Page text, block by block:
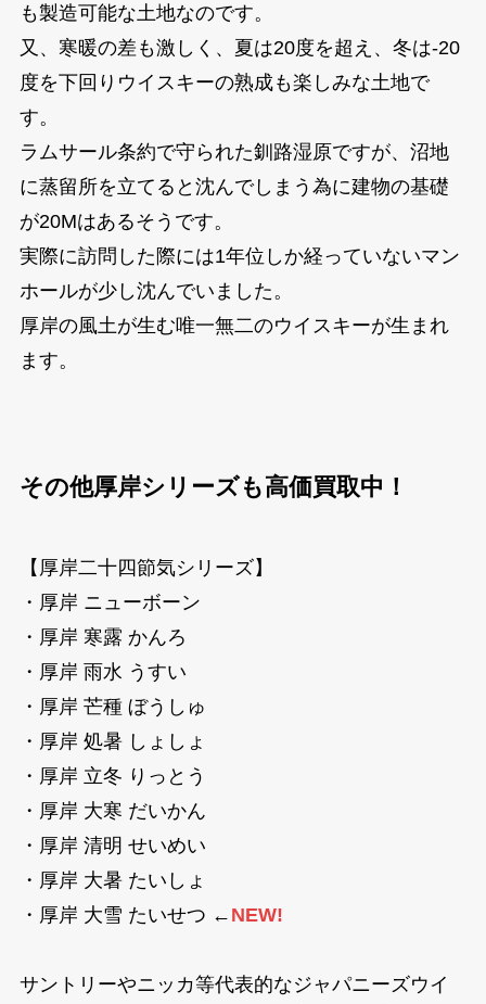
も製造可能な土地なのです。
又、寒暖の差も激しく、夏は20度を超え、冬は-20
度を下回りウイスキーの熟成も楽しみな土地で
す。
ラムサール条約で守られた釧路湿原ですが、沼地
に蒸留所を立てると沈んでしまう為に建物の基礎
が20Mはあるそうです。
実際に訪問した際には1年位しか経っていないマン
ホールが少し沈んでいました。
厚岸の風土が生む唯一無二のウイスキーが生まれ
ます。
その他厚岸シリーズも高価買取中！
【厚岸二十四節気シリーズ】
・厚岸 ニューボーン
・厚岸 寒露 かんろ
・厚岸 雨水 うすい
・厚岸 芒種 ぼうしゅ
・厚岸 処暑 しょしょ
・厚岸 立冬 りっとう
・厚岸 大寒 だいかん
・厚岸 清明 せいめい
・厚岸 大暑 たいしょ
・厚岸 大雪 たいせつ ← NEW!
サントリーやニッカ等代表的なジャパニーズウイ